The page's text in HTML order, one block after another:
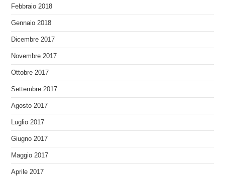
Febbraio 2018
Gennaio 2018
Dicembre 2017
Novembre 2017
Ottobre 2017
Settembre 2017
Agosto 2017
Luglio 2017
Giugno 2017
Maggio 2017
Aprile 2017